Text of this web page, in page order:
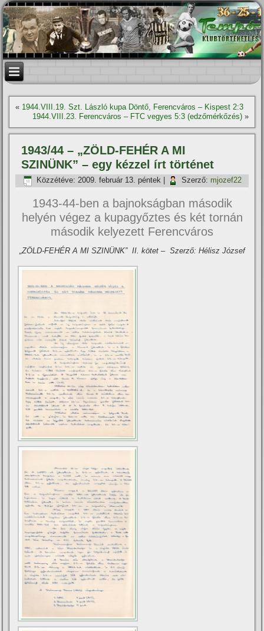
« 1944.VIII.19. Szt. László kupa Döntő, Ferencváros – Kispest 2:3
1944.VIII.23. Ferencváros – FTC vegyes 5:3 (edzőmérkőzés)»
1943/44 – „ZÖLD-FEHÉR A MI
SZINÜNK” – egy kézzel í­rt történet
Közzétéve: 2009. február 13. péntek Szerző: mjozef22
1943-44-ben a bajnokságban második
helyén végez a kupagyőztes és két tornán
második kelyezett Ferencváros
„ZÖLD-FEHÉR A MI SZINÜNK” II. kötet – Szerző: Hélisz József